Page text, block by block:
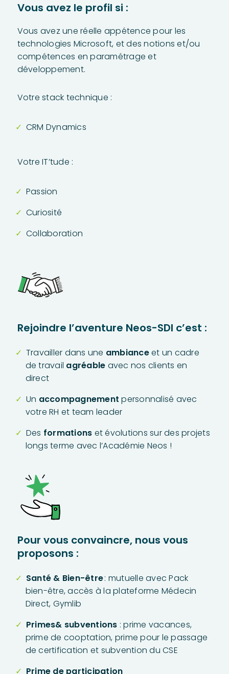
Vous avez le profil si :
Vous avez une réelle appétence pour les
technologies Microsoft, et des notions et/ou
compétences en paramétrage et
développement.
Votre stack technique :
CRM Dynamics
Votre IT’tude :
Passion
Curiosité
Collaboration
Rejoindre l’aventure Neos-SDI c’est :
Travailler dans une ambianceet un cadre
de travail agréable avec nos clients en
direct
Un accompagnement personnalisé avec
votre RH et team leader
Des formations et évolutions sur des projets
longs terme avec l’Académie Neos !
Pour vous convaincre, nous vous
proposons :
Santé & Bien-être: mutuelle avec Pack
bien-être, accès à la plateforme Médecin
Direct, Gymlib
Primes& subventions : prime vacances,
prime de cooptation, prime pour le passage
de certification et subvention du CSE
Prime de participation